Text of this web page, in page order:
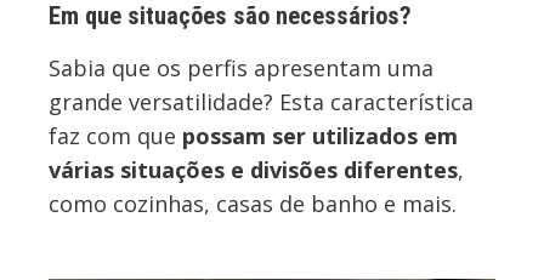
Em que situações são necessários?
Sabia que os perfis apresentam uma
grande versatilidade? Esta característica
faz com que possam ser utilizados em
várias situações e divisões diferentes,
como cozinhas, casas de banho e mais.